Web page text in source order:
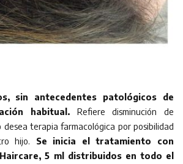
sin antecedentes patológicos de
habitual. Refiere disminución de
terapia farmacológica por posibilidad
hijo. Se inicia el tratamiento con
5 ml distribuidos en todo el